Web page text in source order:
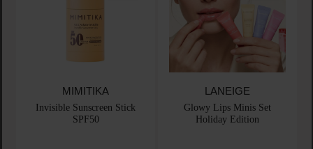
MIMITIKA
Invisible Sunscreen Stick
SPF50
LANEIGE
Glowy Lips Minis Set
Holiday Edition